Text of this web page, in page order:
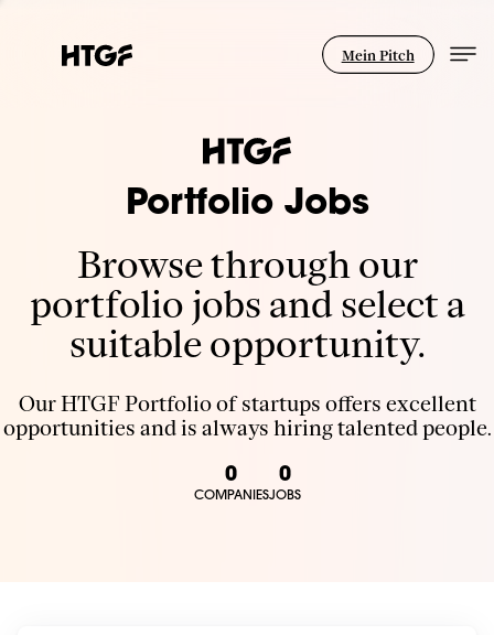
Mein Pitch
Portfolio Jobs
Browse through our
portfolio jobs and select a
suitable opportunity.
Our HTGF Portfolio of startups offers excellent
opportunities and is always hiring talented people.
0
COMPANIES
0
JOBS